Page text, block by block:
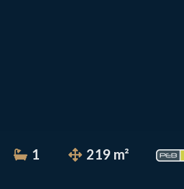
1 219 m²